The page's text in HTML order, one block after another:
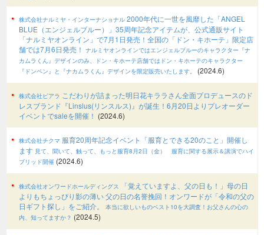
株式会社ナルミヤ・インターナショナル 2000年代に⼀世を⾵靡した「ANGEL
BLUE（エンジェルブルー）」35周年記念アイテムが、公式通販サイト
「ナルミヤオンライン」で7月1日発売！全国の「ドン・キホーテ」限定店
舗では7月6日発売！ ナルミヤオンラインではエンジェルブルーのキャラクター『ナ
カムラくん』デザインのみ、ドン・キホーテ店舗ではドン・キホーテのキャラクター
『ドンペン』と『ナカムラくん』デザインを限定販売いたします。
(2024.6)
株式会社ピアラ こだわりが詰まった明日花キララさん全面プロデュースのド
レスブランド『Linslus(リンスルス)』が誕生！6月20日よりプレオーダー
イベントでsaleを開催！ (2024.6)
株式会社チクマ 服育20周年記念イベント「服育とできる20のこと」開催し
ます 見て、聞いて、触って、もっと服育8月2日（金） 服育に関する展示＆講演でハイ
ブリッド開催 (2024.6)
株式会社オンワードホールディングス
「覚えていますよ、父の日も！」母の日
よりもちょっぴり影の薄い 父の日の名誉挽回！オンワードが「令和の父の
日ギフト探し」をご紹介。 本当に欲しいものベスト10を大調査！お父さんの心の
内、知ってますか？ (2024.5)